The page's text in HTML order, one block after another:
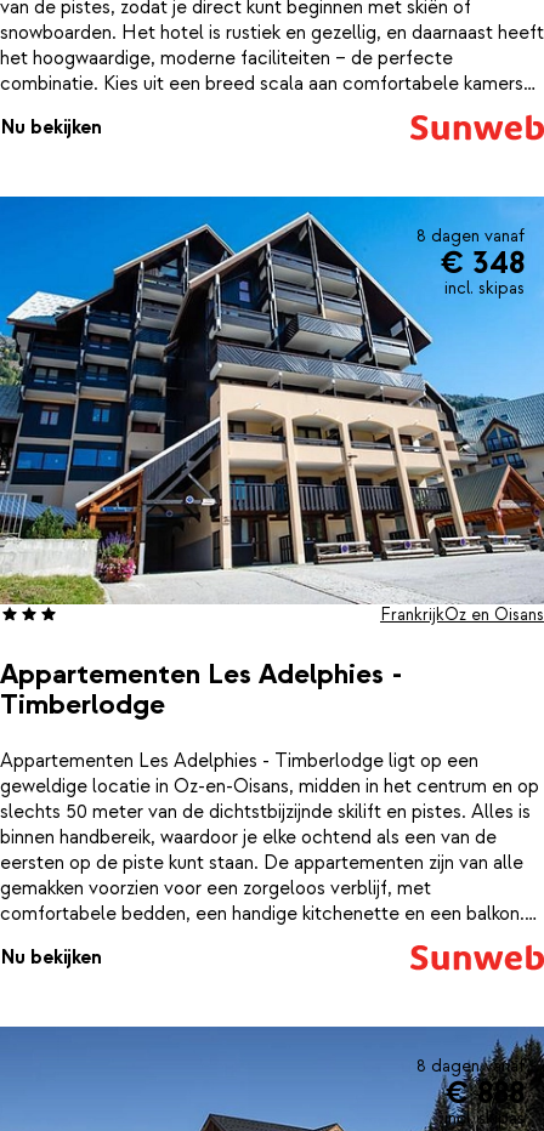
van de pistes, zodat je direct kunt beginnen met skiën of
snowboarden. Het hotel is rustiek en gezellig, en daarnaast heeft
het hoogwaardige, moderne faciliteiten – de perfecte
combinatie. Kies uit een breed scala aan comfortabele kamers
en suites, elk met een stijlvol Scandinavisch interieur. Je verblijft
bij dit hotel op basis van halfpension, wat zorgt voor het ultieme
Nu bekijken
8 dagen vanaf
€ 348
incl. skipas
Appartementen Les Adelphies -
Timberlodge
FrankrijkOz en Oisans
Appartementen Les Adelphies - Timberlodge ligt op een
geweldige locatie in Oz-en-Oisans, midden in het centrum en op
slechts 50 meter van de dichtstbijzijnde skilift en pistes. Alles is
binnen handbereik, waardoor je elke ochtend als een van de
eersten op de piste kunt staan. De appartementen zijn van alle
gemakken voorzien voor een zorgeloos verblijf, met
comfortabele bedden, een handige kitchenette en een balkon.
door in het centrum? Dan zijn er in de buurt genoeg fantastische
Nu bekijken
8 dagen vanaf
€ 888
incl. skipas